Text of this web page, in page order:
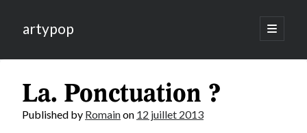
artypop
open
primary
La. Ponctuation ?
Published by Romainon 12 juillet 2013